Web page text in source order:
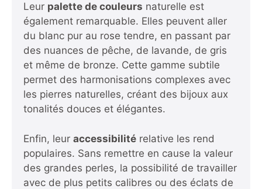
Leur palette de couleurs naturelle est
également remarquable. Elles peuvent aller
du blanc pur au rose tendre, en passant par
des nuances de pêche, de lavande, de gris
et même de bronze. Cette gamme subtile
permet des harmonisations complexes avec
les pierres naturelles, créant des bijoux aux
tonalités douces et élégantes.
Enfin, leur accessibilité relative les rend
populaires. Sans remettre en cause la valeur
des grandes perles, la possibilité de travailler
avec de plus petits calibres ou des éclats de